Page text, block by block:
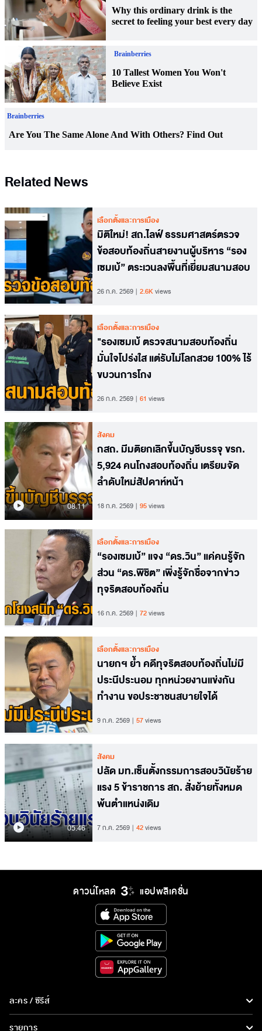
Related News
เลือกตั้งและการเมือง
มิติใหม่! สถ.ไลฟ์ ธรรมศาสตร์ตรวจ
ข้อสอบท้องถิ่นสายงานผู้บริหาร “รอง
เซมเบ้” ตระเวนลงพื้นที่เยี่ยมสนามสอบ
26 ก.ค. 2569 2.6Kviews
เลือกตั้งและการเมือง
"รองเซมเบ้ ตรวจสนามสอบท้องถิ่น
มั่นใจโปร่งใส แต่รับไม่โลกสวย​ 100% ไร้
ขบวนการโกง​
26 ก.ค. 2569 61 views
08.11
สังคม
กสถ. มีมติยกเลิกขึ้นบัญชีบรรจุ ขรก.
5,924 คนโกงสอบท้องถิ่น เตรียมจัด
ลำดับใหม่สัปดาห์หน้า
18 ก.ค. 2569 95views
เลือกตั้งและการเมือง
“รองเซมเบ้” แจง “ดร.วิน” แค่คนรู้จัก
ส่วน “ดร.พิชิต” เพิ่งรู้จักชื่อจากข่าว
ทุจริตสอบท้องถิ่น
16 ก.ค. 2569 72views
เลือกตั้งและการเมือง
นายกฯ ย้ำ คดีทุจริตสอบท้องถิ่นไม่มี
ประนีประนอม ทุกหน่วยงานแข่งกัน
ทำงาน ขอประชาชนสบายใจได้
9 ก.ค. 2569 57views
05.46
สังคม
ปลัด มท.เซ็นตั้งกรรมการสอบวินัยร้าย
แรง 5 ข้าราชการ สถ. สั่งย้ายทั้งหมด
พ้นตำแหน่งเดิม
7 ก.ค. 2569 42views
ดาวน์โหลด แอปพลิเคชั่น
ละคร / ซีรีส์
รายการ